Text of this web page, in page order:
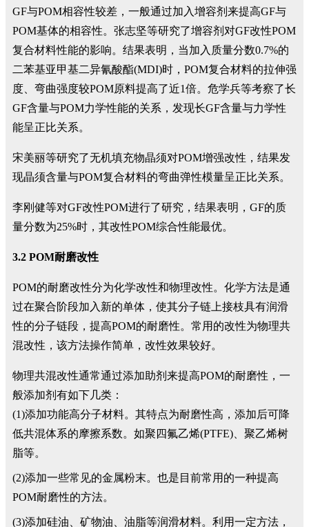
GF与POM相容性较差，一般通过加入增容剂来提高GF与
POM基体的相容性。张志坚等研究了增容剂对GF改性POM
复合材料性能的影响。结果表明，当加入质量分数0.7%的
二苯基亚甲基二异氰酸酯(MDI)时，POM复合材料的拉伸强
度、弯曲强度较POM原料提高了近1倍。危学兵等考察了长
GF含量与POM力学性能的关系，发现长GF含量与力学性
能呈正比关系。
宋美丽等研究了无机填充物晶须对POM增强改性，结果发
现晶须含量与POM复合材料的弯曲弹性模量呈正比关系。
李刚健等对GF改性POM进行了研究，结果表明，GF的质
量分数为25%时，其改性POM综合性能最优。
3.2 POM耐磨改性
POM的耐磨改性分为化学改性和物理改性。化学方法是通
过在聚合阶段加入新的单体，使其分子链上接枝具有润滑
性的分子链段，提高POM的耐磨性。常用的改性为物理共
混改性，该方法操作简单，改性效果较好。
物理共混改性通常通过添加助剂来提高POM的耐磨性，一
般添加剂有如下几类：
(1)添加功能高分子材料。其特点为耐磨性高，添加后可降
低共混体系的摩擦系数。如聚四氟乙烯(PTFE)、聚乙烯树
脂等。
(2)添加一些常见的金属粉末。也是目前常用的一种提高
POM耐磨性的方法。
(3)添加硅油、矿物油、油脂等润滑材料。利用一定方法，